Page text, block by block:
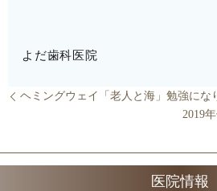
よだ歯科医院
ヘミングウェイ「老人と海」勉強にな
2019
医院情報